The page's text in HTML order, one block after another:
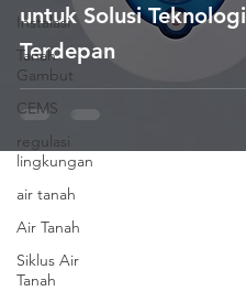
Instalasi
Tanah
Gambut
CEMS
regulasi
lingkungan
air tanah
Air Tanah
Siklus Air
Tanah
untuk Solusi Teknologi
Terdepan